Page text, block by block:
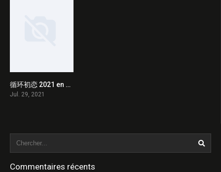
0
循环初恋 2021 en Streaming HD Gratuit !
Jul. 29, 2021
Commentaires récents